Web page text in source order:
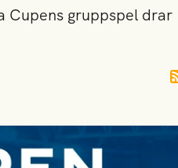
Cupens gruppspel drar